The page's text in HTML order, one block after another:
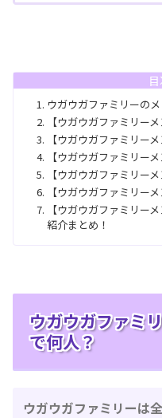
ウガウガファミリーの
【ウガウガファミリー
【ウガウガファミリー
【ウガウガファミリー
【ウガウガファミリー
【ウガウガファミリー
【ウガウガファミリー
紹介まとめ！
ウガウガファミ
で何人？
ウガウガファミリーは